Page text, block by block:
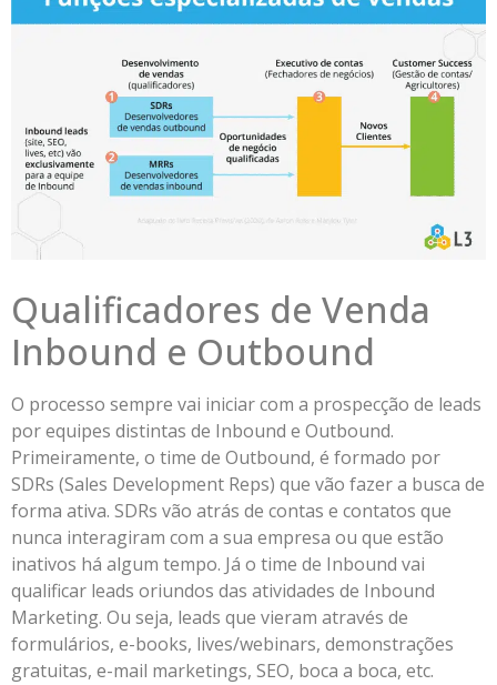
Qualificadores de Venda
Inbound e Outbound
O processo sempre vai iniciar com a prospecção de leads
por equipes distintas de Inbound e Outbound.
Primeiramente, o time de Outbound, é formado por
SDRs (Sales Development Reps) que vão fazer a busca de
forma ativa. SDRs vão atrás de contas e contatos que
nunca interagiram com a sua empresa ou que estão
inativos há algum tempo. Já o time de Inbound vai
qualificar leads oriundos das atividades de Inbound
Marketing. Ou seja, leads que vieram através de
formulários, e-books, lives/webinars, demonstrações
gratuitas, e-mail marketings, SEO, boca a boca, etc.